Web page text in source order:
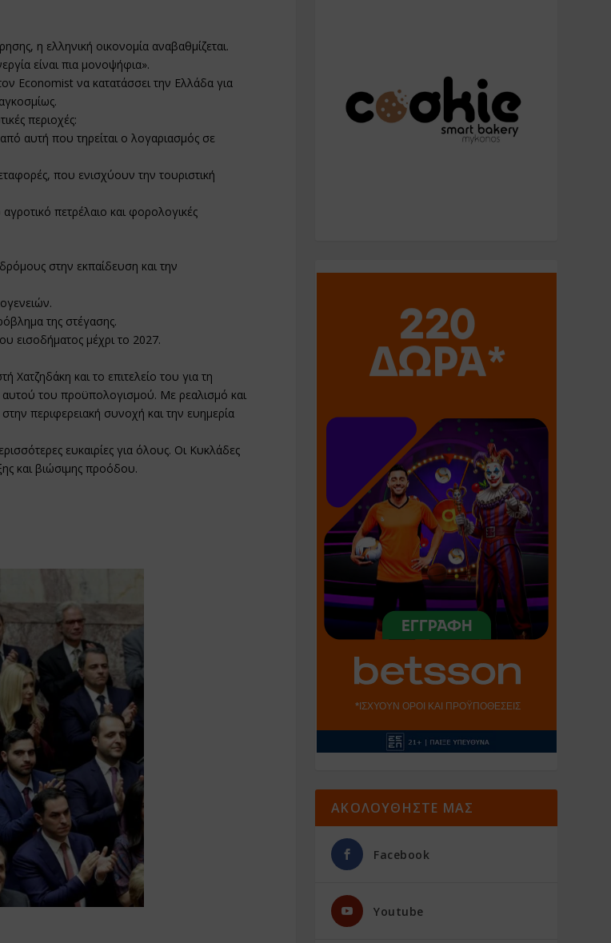
η ελληνική οικονομία αναβαθμίζεται.
είναι πια μονοψήφια».
Economist να κατατάσσει την Ελλάδα για
περιοχές:
αυτή που τηρείται ο λογαριασμός σε
που ενισχύουν την τουριστική
πετρέλαιο και φορολογικές
στην εκπαίδευση και την
της στέγασης.
εισοδήματος μέχρι το 2027.
και το επιτελείο του για τη
του προϋπολογισμού. Με ρεαλισμό και
περιφερειακή συνοχή και την ευημερία
ευκαιρίες για όλους. Οι Κυκλάδες
και βιώσιμης προόδου.
ΑΚΟΛΟΥΘΗΣΤΕ ΜΑΣ
Facebook
Youtube